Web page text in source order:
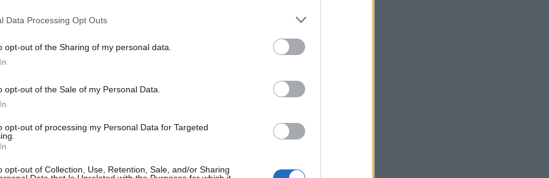
Data Processing Opt Outs
opt-out of the Sharing of my personal data.
opt-out of the Sale of my Personal Data.
opt-out of processing my Personal Data for Targeted
opt-out of Collection, Use, Retention, Sale, and/or Sharing
je Isak, naglašavajući da Bosna i
zakona, Južnu interkonekciju te
BiH, ističući da će njegova politička opcija
pravne borbe pred nadležnim sudskim
biti uvažena.